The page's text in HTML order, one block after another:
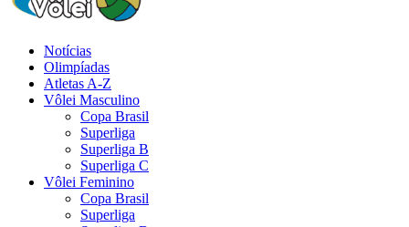
Notícias
Olimpíadas
Atletas A-Z
Vôlei Masculino
Copa Brasil
Superliga
Superliga B
Superliga C
Vôlei Feminino
Copa Brasil
Superliga